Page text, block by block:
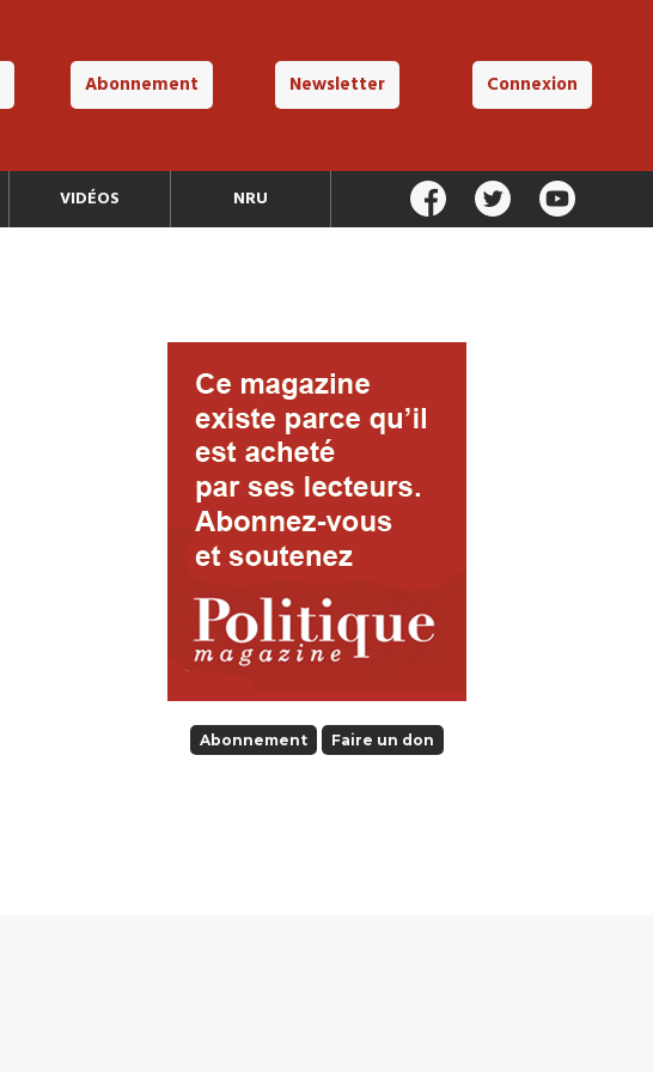
Abonnement Newsletter Connexion
VIDÉOS NRU
Abonnement Faire un don